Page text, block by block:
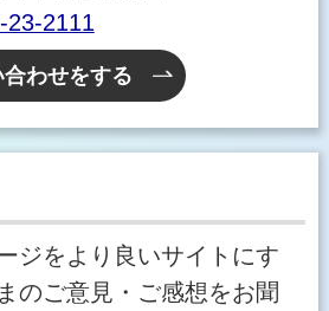
23-2111
わせをする
ジをより良いサイトにす
のご意見・ご感想をお聞